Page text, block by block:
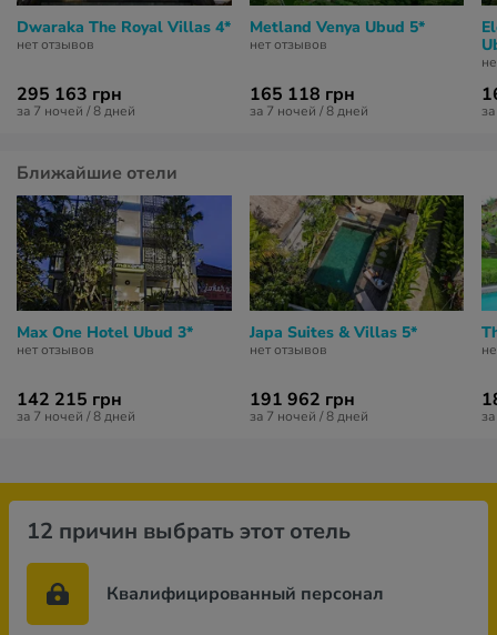
Dwaraka The Royal Villas 4*
нет отзывов
295 163 грн
за 7 ночей / 8 дней
Metland Venya Ubud 5*
нет отзывов
165 118 грн
за 7 ночей / 8 дней
Ближайшие отели
Max One Hotel Ubud 3*
нет отзывов
142 215 грн
за 7 ночей / 8 дней
Japa Suites & Villas 5*
нет отзывов
191 962 грн
за 7 ночей / 8 дней
12 причин выбрать этот отель
Квалифицированный персонал